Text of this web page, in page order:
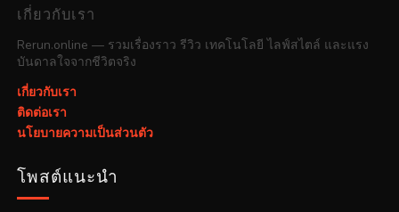
เกี่ยวกับเรา
Rerun.online — รวมเรื่องราว รีวิว เทคโนโลยี ไลฟ์สไตล์ และแรง
บันดาลใจจากชีวิตจริง
เกี่ยวกับเรา
ติดต่อเรา
นโยบายความเป็นส่วนตัว
โพสต์แนะนำ